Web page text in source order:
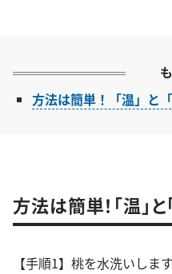
方法は簡単！「温」と
方法は簡単！「温」
【手順1】桃を水洗いします